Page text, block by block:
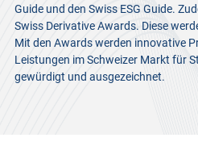
Guide und den Swiss ESG Guide.
Swiss Derivative Awards. Diese
Mit den Awards werden innovative
Leistungen im Schweizer Markt für
gewürdigt und ausgezeichnet.